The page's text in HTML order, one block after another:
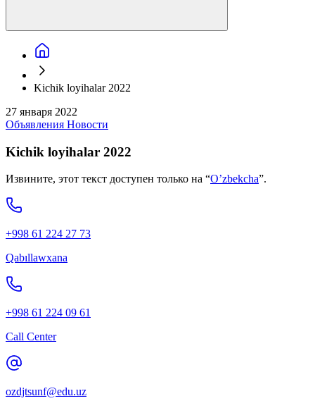
Kichik loyihalar 2022
27 января 2022
Объявления Новости
Kichik loyihalar 2022
Извините, этот текст доступен только на “O’zbekcha”.
+998 61 224 27 73
Qabıllawxana
+998 61 224 09 61
Call Center
ozdjtsunf@edu.uz